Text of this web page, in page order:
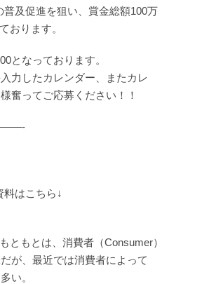
及促進を狙い、賞金総額100万
おります。
となっております。
力したカレンダー、またカレ
奮ってご応募ください！！
料はこちら↓
ともとは、消費者（Consumer）
、最近では消費者によって
い。